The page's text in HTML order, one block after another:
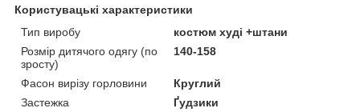
Користувацькі характеристики
Тип виробу
костюм худі +штани
Розмір дитячого одягу (по
зросту)
140-158
Фасон вирізу горловини
Круглий
Застежка
Ґудзики